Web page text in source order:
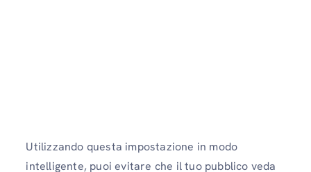
Utilizzando questa impostazione in modo
intelligente, puoi evitare che il tuo pubblico veda